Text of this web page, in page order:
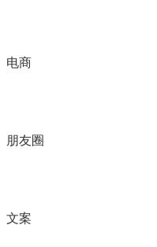
电商
朋友圈
文案